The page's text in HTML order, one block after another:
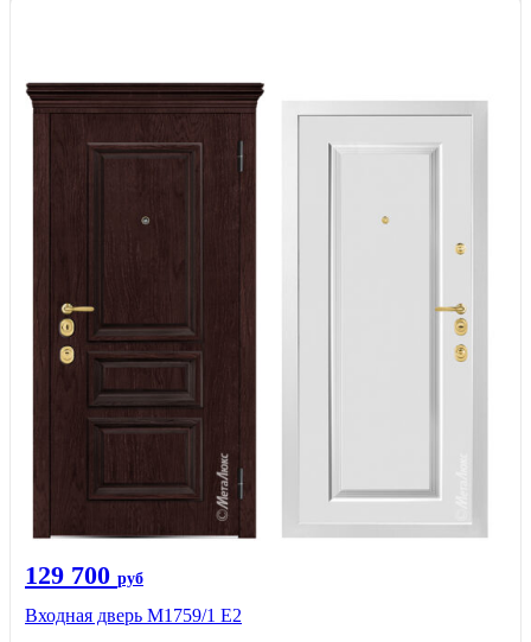
129 700 руб
Входная дверь М1759/1 Е2